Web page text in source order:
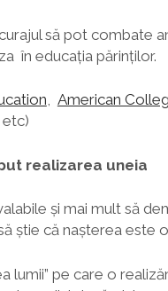
să pot combate
în educația părinților.
, American
etc)
realizarea uneia
și mai mult să
știe că nașterea este
lumii” pe care o